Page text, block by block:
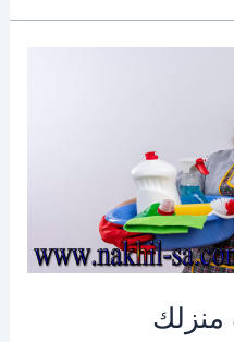
منزلك